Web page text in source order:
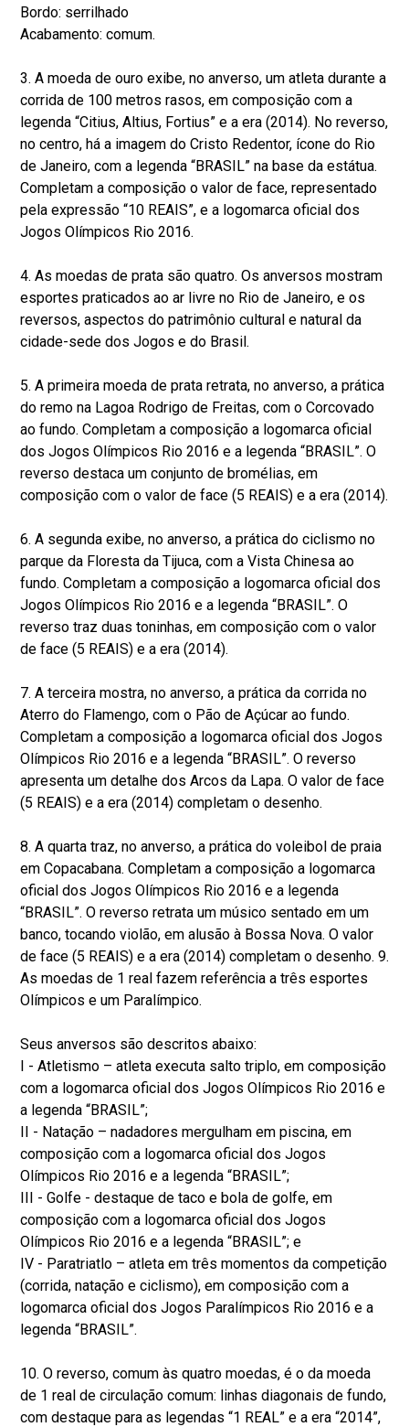
Bordo: serrilhado
Acabamento: comum.
3. A moeda de ouro exibe, no anverso, um atleta durante a
corrida de 100 metros rasos, em composição com a
legenda “Citius, Altius, Fortius” e a era (2014). No reverso,
no centro, há a imagem do Cristo Redentor, ícone do Rio
de Janeiro, com a legenda “BRASIL” na base da estátua.
Completam a composição o valor de face, representado
pela expressão “10 REAIS”, e a logomarca oficial dos
Jogos Olímpicos Rio 2016.
4. As moedas de prata são quatro. Os anversos mostram
esportes praticados ao ar livre no Rio de Janeiro, e os
reversos, aspectos do patrimônio cultural e natural da
cidade-sede dos Jogos e do Brasil.
5. A primeira moeda de prata retrata, no anverso, a prática
do remo na Lagoa Rodrigo de Freitas, com o Corcovado
ao fundo. Completam a composição a logomarca oficial
dos Jogos Olímpicos Rio 2016 e a legenda “BRASIL”. O
reverso destaca um conjunto de bromélias, em
composição com o valor de face (5 REAIS) e a era (2014).
6. A segunda exibe, no anverso, a prática do ciclismo no
parque da Floresta da Tijuca, com a Vista Chinesa ao
fundo. Completam a composição a logomarca oficial dos
Jogos Olímpicos Rio 2016 e a legenda “BRASIL”. O
reverso traz duas toninhas, em composição com o valor
de face (5 REAIS) e a era (2014).
7. A terceira mostra, no anverso, a prática da corrida no
Aterro do Flamengo, com o Pão de Açúcar ao fundo.
Completam a composição a logomarca oficial dos Jogos
Olímpicos Rio 2016 e a legenda “BRASIL”. O reverso
apresenta um detalhe dos Arcos da Lapa. O valor de face
(5 REAIS) e a era (2014) completam o desenho.
8. A quarta traz, no anverso, a prática do voleibol de praia
em Copacabana. Completam a composição a logomarca
oficial dos Jogos Olímpicos Rio 2016 e a legenda
“BRASIL”. O reverso retrata um músico sentado em um
banco, tocando violão, em alusão à Bossa Nova. O valor
de face (5 REAIS) e a era (2014) completam o desenho. 9.
As moedas de 1 real fazem referência a três esportes
Olímpicos e um Paralímpico.
Seus anversos são descritos abaixo:
I - Atletismo – atleta executa salto triplo, em composição
com a logomarca oficial dos Jogos Olímpicos Rio 2016 e
a legenda “BRASIL”;
II - Natação – nadadores mergulham em piscina, em
composição com a logomarca oficial dos Jogos
Olímpicos Rio 2016 e a legenda “BRASIL”;
III - Golfe - destaque de taco e bola de golfe, em
composição com a logomarca oficial dos Jogos
Olímpicos Rio 2016 e a legenda “BRASIL”; e
IV - Paratriatlo – atleta em três momentos da competição
(corrida, natação e ciclismo), em composição com a
logomarca oficial dos Jogos Paralímpicos Rio 2016 e a
legenda “BRASIL”.
10. O reverso, comum às quatro moedas, é o da moeda
de 1 real de circulação comum: linhas diagonais de fundo,
com destaque para as legendas “1 REAL” e a era “2014”,